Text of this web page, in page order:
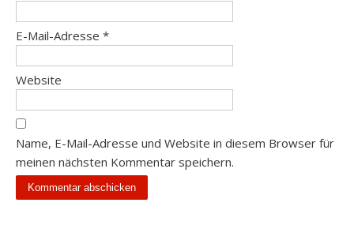
E-Mail-Adresse *
Website
Name, E-Mail-Adresse und Website in diesem Browser für
meinen nächsten Kommentar speichern.